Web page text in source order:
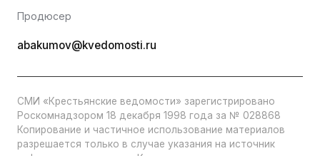
Продюсер
abakumov@kvedomosti.ru
СМИ «Крестьянские ведомости» зарегистрировано
Роскомнадзором 18 декабря 1998 года за № 028868
Копирование и частичное использование материалов
разрешается только в случае указания на источник